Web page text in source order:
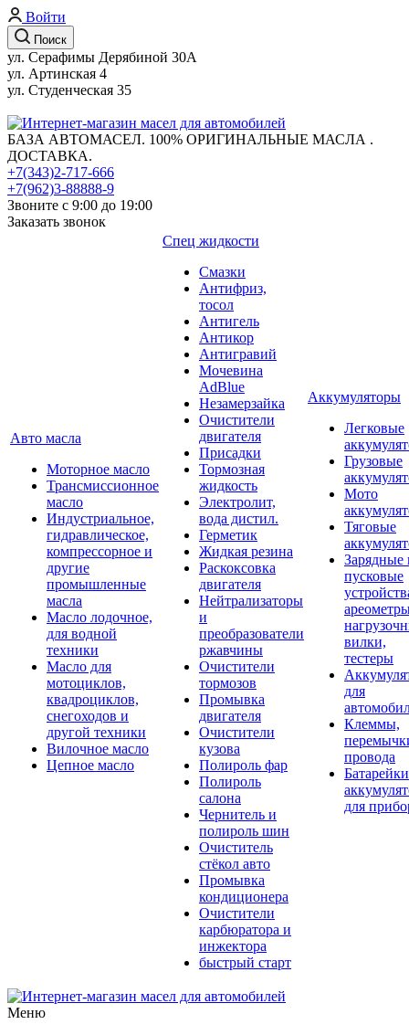
Войти
Поиск
ул. Серафимы Дерябиной 30А
ул. Артинская 4
ул. Студенческая 35
БАЗА АВТОМАСЕЛ. 100% ОРИГИНАЛЬНЫЕ МАСЛА .
ДОСТАВКА.
+7(343)2-717-666
+7(962)3-88888-9
Звоните с 9:00 до 19:00
Заказать звонок
Авто масла
Моторное масло
Трансмиссионное
масло
Индустриальное,
гидравлическое,
компрессорное и
другие
промышленные
масла
Масло лодочное,
для водной
техники
Масло для
мотоциклов,
квадроциклов,
снегоходов и
другой техники
Вилочное масло
Цепное масло
Спец жидкости
Смазки
Антифриз,
тосол
Антигель
Антикор
Антигравий
Мочевина
AdBlue
Незамерзайка
Очистители
двигателя
Присадки
Тормозная
жидкость
Электролит,
вода дистил.
Герметик
Жидкая резина
Раскоксовка
двигателя
Нейтрализаторы
и
преобразователи
ржавчины
Очистители
тормозов
Промывка
двигателя
Очистители
кузова
Полироль фар
Полироль
салона
Чернитель и
полироль шин
Очиститель
стёкол авто
Промывка
кондиционера
Очистители
карбюратора и
инжектора
быстрый старт
Аккумуляторы
Легковые
Грузовые
Мото
Тяговые
Зарядные
пусковые
вилки,
тестеры
для
Клеммы,
провода
для
Меню